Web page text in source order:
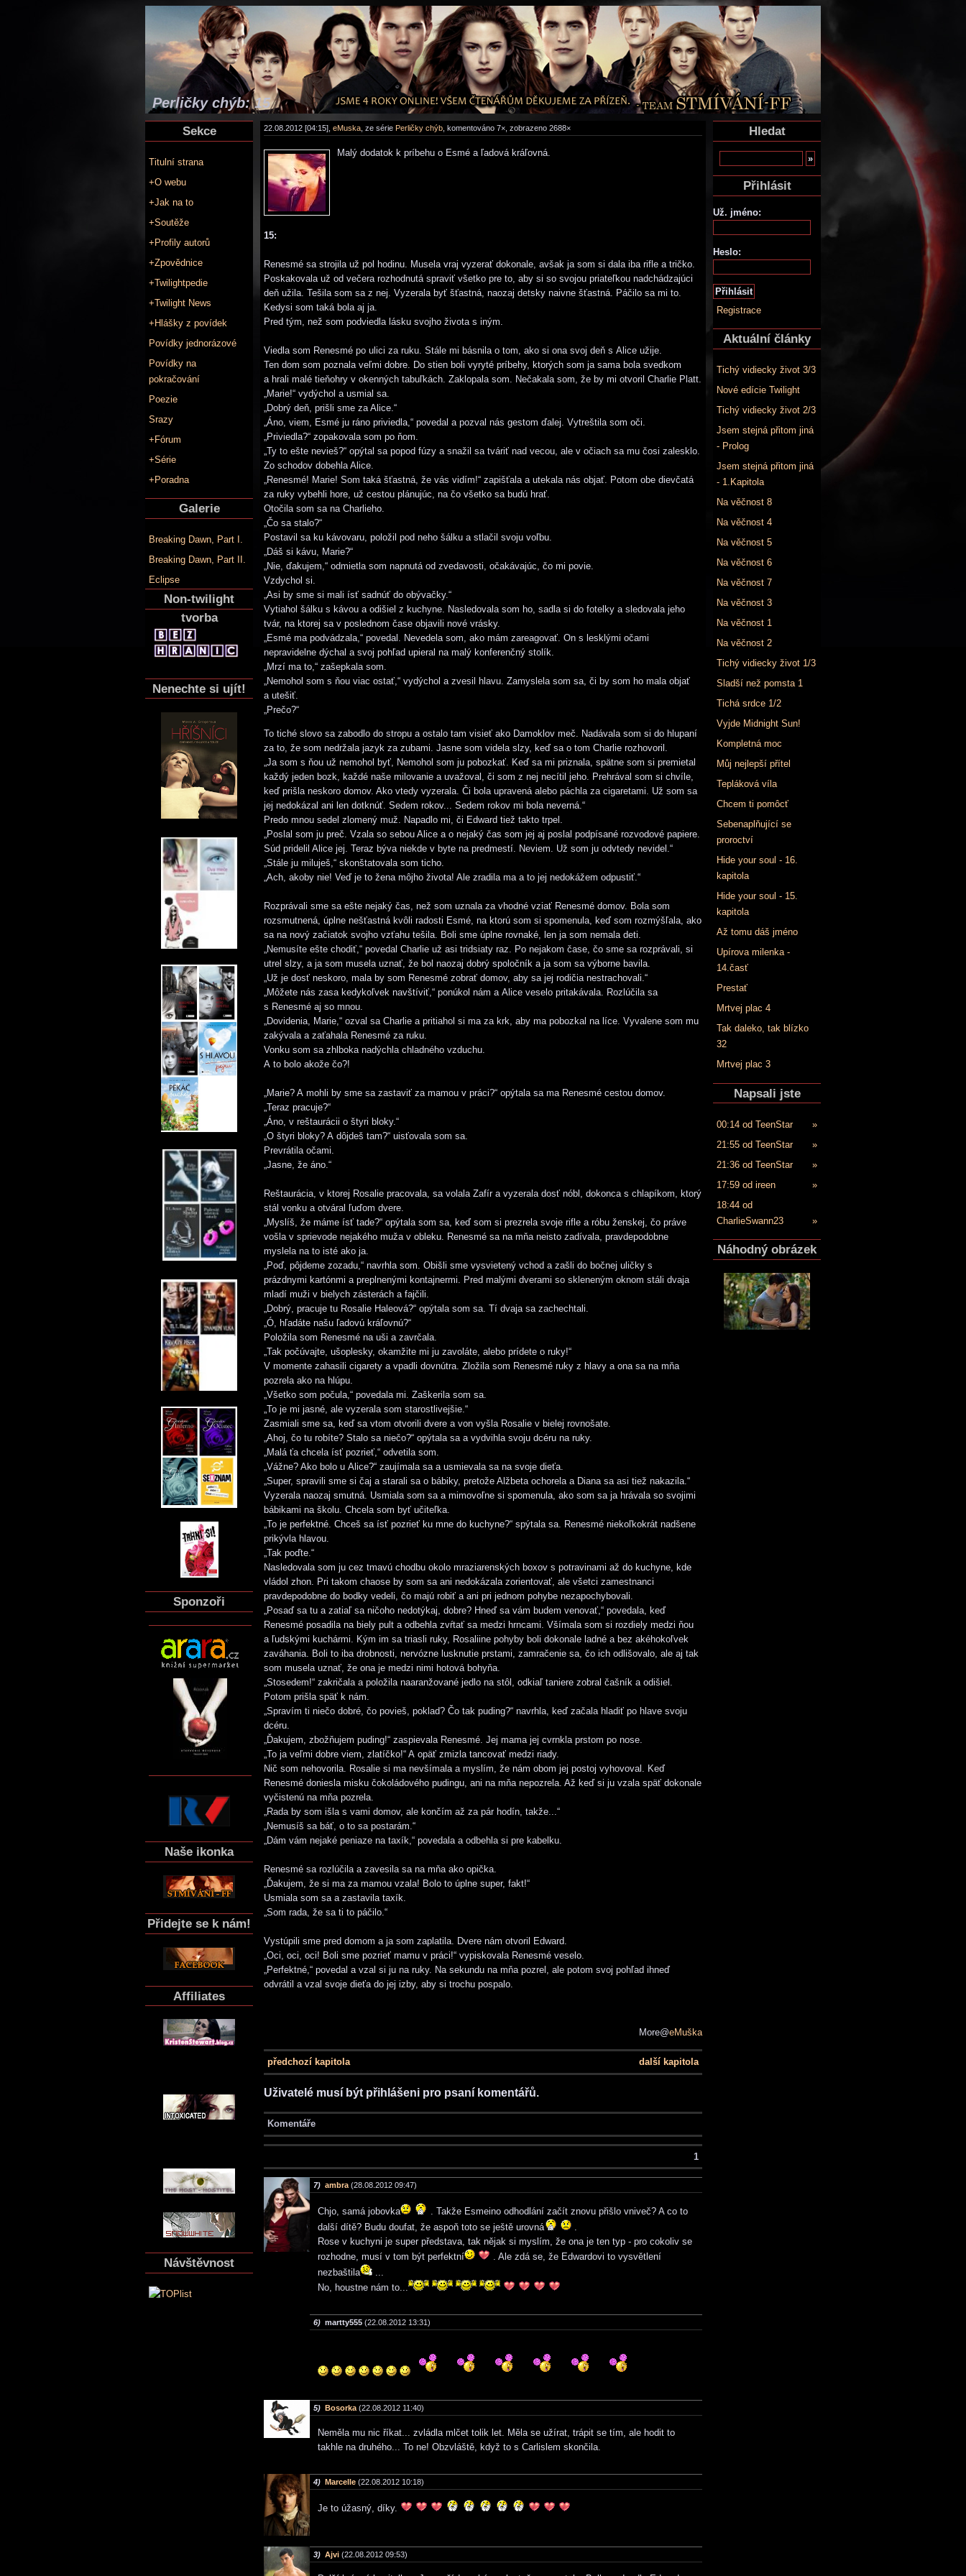
Perličky chýb: 15
Sekce
Titulní strana
+O webu
+Jak na to
+Soutěže
+Profily autorů
+Zpovědnice
+Twilightpedie
+Twilight News
+Hlášky z povídek
Povídky jednorázové
Povídky na
pokračování
Poezie
Srazy
+Fórum
+Série
+Poradna
Galerie
Breaking Dawn, Part I.
Breaking Dawn, Part II.
Eclipse
Non-twilight
tvorba
Nenechte si ujít!
Sponzoři
Naše ikonka
Přidejte se k nám!
Affiliates
Návštěvnost
22.08.2012 [04:15], eMuska , ze série Perličky chýb , komentováno 7×, zobrazeno 2688×
Malý dodatok k príbehu o Esmé a ľadová kráľovná.
15:
Renesmé sa strojila už pol hodinu. Musela vraj vyzerať dokonale, avšak ja som si dala iba rifle a tričko.
Poskakovala už od večera rozhodnutá spraviť všetko pre to, aby si so svojou priateľkou nadchádzajúci
deň užila. Tešila som sa z nej. Vyzerala byť šťastná, naozaj detsky naivne šťastná. Páčilo sa mi to.
Kedysi som taká bola aj ja.
Pred tým, než som podviedla lásku svojho života s iným.
Viedla som Renesmé po ulici za ruku. Stále mi básnila o tom, ako si ona svoj deň s Alice užije.
Ten dom som poznala veľmi dobre. Do stien boli vyryté príbehy, ktorých som ja sama bola svedkom
a hrali malé tieňohry v okenných tabuľkách. Zaklopala som. Nečakala som, že by mi otvoril Charlie Platt.
„Marie!“ vydýchol a usmial sa.
„Dobrý deň, prišli sme za Alice.“
„Áno, viem, Esmé ju ráno priviedla,“ povedal a pozval nás gestom ďalej. Vytreštila som oči.
„Priviedla?“ zopakovala som po ňom.
„Ty to ešte nevieš?“ opýtal sa popod fúzy a snažil sa tváriť nad vecou, ale v očiach sa mu čosi zalesklo.
Zo schodov dobehla Alice.
„Renesmé! Marie! Som taká šťastná, že vás vidím!“ zapišťala a utekala nás objať. Potom obe dievčatá
za ruky vybehli hore, už cestou plánujúc, na čo všetko sa budú hrať.
Otočila som sa na Charlieho.
„Čo sa stalo?“
Postavil sa ku kávovaru, položil pod neho šálku a stlačil svoju voľbu.
„Dáš si kávu, Marie?“
„Nie, ďakujem,“ odmietla som napnutá od zvedavosti, očakávajúc, čo mi povie.
Vzdychol si.
„Asi by sme si mali ísť sadnúť do obývačky.“
Vytiahol šálku s kávou a odišiel z kuchyne. Nasledovala som ho, sadla si do fotelky a sledovala jeho
tvár, na ktorej sa v poslednom čase objavili nové vrásky.
„Esmé ma podvádzala,“ povedal. Nevedela som, ako mám zareagovať. On s lesklými očami
nepravidelne dýchal a svoj pohľad upieral na malý konferenčný stolík.
„Mrzí ma to,“ zašepkala som.
„Nemohol som s ňou viac ostať,“ vydýchol a zvesil hlavu. Zamyslela som sa, či by som ho mala objať
a utešiť.
„Prečo?“
To tiché slovo sa zabodlo do stropu a ostalo tam visieť ako Damoklov meč. Nadávala som si do hlupaní
za to, že som nedržala jazyk za zubami. Jasne som videla slzy, keď sa o tom Charlie rozhovoril.
„Ja som s ňou už nemohol byť, Nemohol som ju pobozkať. Keď sa mi priznala, spätne som si premietal
každý jeden bozk, každé naše milovanie a uvažoval, či som z nej necítil jeho. Prehrával som si chvíle,
keď prišla neskoro domov. Ako vtedy vyzerala. Či bola upravená alebo páchla za cigaretami. Už som sa
jej nedokázal ani len dotknúť. Sedem rokov... Sedem rokov mi bola neverná.“
Predo mnou sedel zlomený muž. Napadlo mi, či Edward tiež takto trpel.
„Poslal som ju preč. Vzala so sebou Alice a o nejaký čas som jej aj poslal podpísané rozvodové papiere.
Súd pridelil Alice jej. Teraz býva niekde v byte na predmestí. Neviem. Už som ju odvtedy nevidel.“
„Stále ju miluješ,“ skonštatovala som ticho.
„Ach, akoby nie! Veď je to žena môjho života! Ale zradila ma a to jej nedokážem odpustiť.“
Rozprávali sme sa ešte nejaký čas, než som uznala za vhodné vziať Renesmé domov. Bola som
rozsmutnená, úplne nešťastná kvôli radosti Esmé, na ktorú som si spomenula, keď som rozmýšľala, ako
sa na nový začiatok svojho vzťahu tešila. Boli sme úplne rovnaké, len ja som nemala deti.
„Nemusíte ešte chodiť,“ povedal Charlie už asi tridsiaty raz. Po nejakom čase, čo sme sa rozprávali, si
utrel slzy, a ja som musela uznať, že bol naozaj dobrý spoločník a ja som sa výborne bavila.
„Už je dosť neskoro, mala by som Renesmé zobrať domov, aby sa jej rodičia nestrachovali.“
„Môžete nás zasa kedykoľvek navštíviť,“ ponúkol nám a Alice veselo pritakávala. Rozlúčila sa
s Renesmé aj so mnou.
„Dovidenia, Marie,“ ozval sa Charlie a pritiahol si ma za krk, aby ma pobozkal na líce. Vyvalene som mu
zakývala a zaťahala Renesmé za ruku.
Vonku som sa zhlboka nadýchla chladného vzduchu.
A to bolo akože čo?!
„Marie? A mohli by sme sa zastaviť za mamou v práci?“ opýtala sa ma Renesmé cestou domov.
„Teraz pracuje?“
„Áno, v reštaurácii o štyri bloky.“
„O štyri bloky? A dôjdeš tam?“ uisťovala som sa.
Prevrátila očami.
„Jasne, že áno.“
Reštaurácia, v ktorej Rosalie pracovala, sa volala Zafír a vyzerala dosť nóbl, dokonca s chlapíkom, ktorý
stál vonku a otváral ľuďom dvere.
„Myslíš, že máme ísť tade?“ opýtala som sa, keď som si prezrela svoje rifle a róbu ženskej, čo práve
vošla v sprievode nejakého muža v obleku. Renesmé sa na mňa neisto zadívala, pravdepodobne
myslela na to isté ako ja.
„Poď, pôjdeme zozadu,“ navrhla som. Obišli sme vysvietený vchod a zašli do bočnej uličky s
prázdnymi kartónmi a preplnenými kontajnermi. Pred malými dverami so skleneným oknom stáli dvaja
mladí muži v bielych zásterách a fajčili.
„Dobrý, pracuje tu Rosalie Haleová?“ opýtala som sa. Tí dvaja sa zachechtali.
„Ó, hľadáte našu ľadovú kráľovnú?“
Položila som Renesmé na uši a zavrčala.
„Tak počúvajte, ušoplesky, okamžite mi ju zavoláte, alebo prídete o ruky!“
V momente zahasili cigarety a vpadli dovnútra. Zložila som Renesmé ruky z hlavy a ona sa na mňa
pozrela ako na hlúpu.
„Všetko som počula,“ povedala mi. Zaškerila som sa.
„To je mi jasné, ale vyzerala som starostlivejšie.“
Zasmiali sme sa, keď sa vtom otvorili dvere a von vyšla Rosalie v bielej rovnošate.
„Ahoj, čo tu robíte? Stalo sa niečo?“ opýtala sa a vydvihla svoju dcéru na ruky.
„Malá ťa chcela ísť pozrieť,“ odvetila som.
„Vážne? Ako bolo u Alice?“ zaujímala sa a usmievala sa na svoje dieťa.
„Super, spravili sme si čaj a starali sa o bábiky, pretože Alžbeta ochorela a Diana sa asi tiež nakazila.“
Vyzerala naozaj smutná. Usmiala som sa a mimovoľne si spomenula, ako som sa ja hrávala so svojimi
bábikami na školu. Chcela som byť učiteľka.
„To je perfektné. Chceš sa ísť pozrieť ku mne do kuchyne?“ spýtala sa. Renesmé niekoľkokrát nadšene
prikývla hlavou.
„Tak poďte.“
Nasledovala som ju cez tmavú chodbu okolo mraziarenských boxov s potravinami až do kuchyne, kde
vládol zhon. Pri takom chaose by som sa ani nedokázala zorientovať, ale všetci zamestnanci
pravdepodobne do bodky vedeli, čo majú robiť a ani pri jednom pohybe nezapochybovali.
„Posaď sa tu a zatiaľ sa ničoho nedotýkaj, dobre? Hneď sa vám budem venovať,“ povedala, keď
Renesmé posadila na biely pult a odbehla zvŕtať sa medzi hrncami. Všímala som si rozdiely medzi ňou
a ľudskými kuchármi. Kým im sa triasli ruky, Rosaliine pohyby boli dokonale ladné a bez akéhokoľvek
zaváhania. Boli to iba drobnosti, nervózne lusknutie prstami, zamračenie sa, čo ich odlišovalo, ale aj tak
som musela uznať, že ona je medzi nimi hotová bohyňa.
„Stosedem!“ zakričala a položila naaranžované jedlo na stôl, odkiaľ taniere zobral čašník a odišiel.
Potom prišla späť k nám.
„Spravím ti niečo dobré, čo povieš, poklad? Čo tak puding?“ navrhla, keď začala hladiť po hlave svoju
dcéru.
„Ďakujem, zbožňujem puding!“ zaspievala Renesmé. Jej mama jej cvrnkla prstom po nose.
„To ja veľmi dobre viem, zlatíčko!“ A opäť zmizla tancovať medzi riady.
Nič som nehovorila. Rosalie si ma nevšímala a myslím, že nám obom jej postoj vyhovoval. Keď
Renesmé doniesla misku čokoládového pudingu, ani na mňa nepozrela. Až keď si ju vzala späť dokonale
vyčistenú na mňa pozrela.
„Rada by som išla s vami domov, ale končím až za pár hodín, takže...“
„Nemusíš sa báť, o to sa postarám.“
„Dám vám nejaké peniaze na taxík,“ povedala a odbehla si pre kabelku.
Renesmé sa rozlúčila a zavesila sa na mňa ako opička.
„Ďakujem, že si ma za mamou vzala! Bolo to úplne super, fakt!“
Usmiala som sa a zastavila taxík.
„Som rada, že sa ti to páčilo.“
Vystúpili sme pred domom a ja som zaplatila. Dvere nám otvoril Edward.
„Oci, oci, oci! Boli sme pozrieť mamu v práci!“ vypiskovala Renesmé veselo.
„Perfektné,“ povedal a vzal si ju na ruky. Na sekundu na mňa pozrel, ale potom svoj pohľad ihneď
odvrátil a vzal svoje dieťa do jej izby, aby si trochu pospalo.
More@eMuška
předchozí kapitola další kapitola
Uživatelé musí být přihlášeni pro psaní komentářů.
Komentáře
1
7) ambra(28.08.2012 09:47)
Chjo, samá jobovka
. Takže Esmeino odhodlání začít znovu přišlo vniveč? A co to
další dítě? Budu doufat, že aspoň toto se ještě urovná
Rose v kuchyni je super představa, tak nějak si myslím, že ona je ten typ - pro cokoliv se
rozhodne, musí v tom být perfektní
. Ale zdá se, že Edwardovi to vysvětlení
nezbaštila
No, houstne nám to...
6) martty555 (22.08.2012 13:31)
5) Bosorka (22.08.2012 11:40)
Neměla mu nic říkat... zvládla mlčet tolik let. Měla se užírat, trápit se tím, ale hodit to
takhle na druhého... To ne! Obzvláště, když to s Carlislem skončila.
4) Marcelle (22.08.2012 10:18)
Je to úžasný, díky.
3) Ajvi (22.08.2012 09:53)
Hledat
Přihlásit
Už. jméno:
Heslo:
Registrace
Aktuální články
Tichý vidiecky život 3/3
Nové edície Twilight
Tichý vidiecky život 2/3
Jsem stejná přitom jiná
- Prolog
Jsem stejná přitom jiná
- 1.Kapitola
Na věčnost 8
Na věčnost 4
Na věčnost 5
Na věčnost 6
Na věčnost 7
Na věčnost 3
Na věčnost 1
Na věčnost 2
Tichý vidiecky život 1/3
Sladší než pomsta 1
Tichá srdce 1/2
Vyjde Midnight Sun!
Kompletná moc
Můj nejlepší přítel
Tepláková víla
Chcem ti pomôcť
Sebenaplňující se
proroctví
Hide your soul - 16.
kapitola
Hide your soul - 15.
kapitola
Až tomu dáš jméno
Upírova milenka -
14.časť
Prestať
Mrtvej plac 4
Tak daleko, tak blízko
32
Mrtvej plac 3
Napsali jste
00:14 od TeenStar
»
21:55 od TeenStar
»
21:36 od TeenStar
»
17:59 od ireen
»
18:44 od
CharlieSwann23
»
Náhodný obrázek